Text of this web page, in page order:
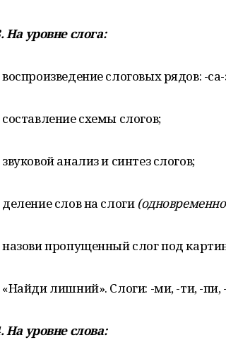
На уровне слога:
воспроизведение слоговых рядов: -са-
составление схемы слогов;
звуковой анализ и синтез слогов;
деление слов на слоги (одновременно
назови пропущенный слог под
«Найди лишний». Слоги: -ми, -ти, -пи,
На уровне слова: